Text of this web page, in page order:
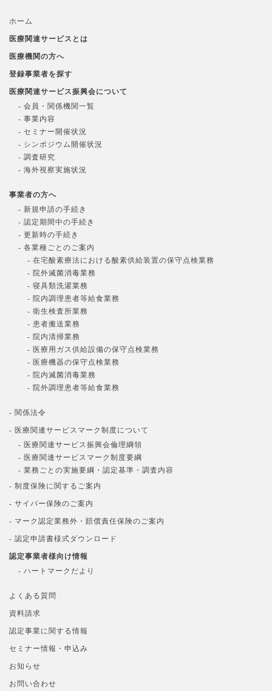
ホーム
医療関連サービスとは
医療機関の方へ
登録事業者を探す
医療関連サービス振興会について
- 会員・関係機関一覧
- 事業内容
- セミナー開催状況
- シンポジウム開催状況
- 調査研究
- 海外視察実施状況
事業者の方へ
- 新規申請の手続き
- 認定期間中の手続き
- 更新時の手続き
- 各業種ごとのご案内
- 在宅酸素療法における酸素供給装置の保守点検業務
- 院外滅菌消毒業務
- 寝具類洗濯業務
- 院内調理患者等給食業務
- 衛生検査所業務
- 患者搬送業務
- 院内清掃業務
- 医療用ガス供給設備の保守点検業務
- 医療機器の保守点検業務
- 院内滅菌消毒業務
- 院外調理患者等給食業務
- 関係法令
- 医療関連サービスマーク制度について
- 医療関連サービス振興会倫理綱領
- 医療関連サービスマーク制度要綱
- 業務ごとの実施要綱・認定基準・調査内容
- 制度保険に関するご案内
- サイバー保険のご案内
- マーク認定業務外・賠償責任保険のご案内
- 認定申請書様式ダウンロード
認定事業者様向け情報
- ハートマークだより
よくある質問
資料請求
認定事業に関する情報
セミナー情報・申込み
お知らせ
お問い合わせ